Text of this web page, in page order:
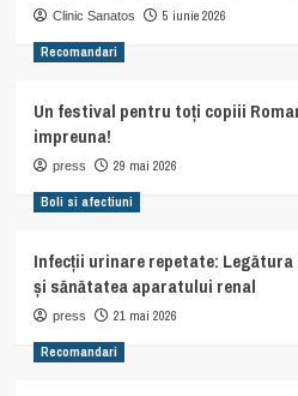
Clinic Sanatos 5 iunie 2026
Recomandari
Un festival pentru toți copiii
impreuna!
press 29 mai 2026
Boli si afectiuni
Infecții urinare repetate:
și sănătatea aparatului renal
press 21 mai 2026
Recomandari